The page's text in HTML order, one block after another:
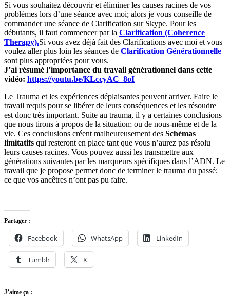
Si vous souhaitez découvrir et éliminer les causes racines de vos
problèmes lors d’une séance avec moi; alors je vous conseille de
commander une séance de Clarification sur Skype. Pour les
débutants, il faut commencer par la Clarification (Coherence
Therapy).Si vous avez déjà fait des Clarifications avec moi et vous
voulez aller plus loin les séances de Clarification Générationnelle
sont plus appropriées pour vous.
J’ai résumé l’importance du travail générationnel dans cette
vidéo: https://youtu.be/KLccyAC_8oI
Le Trauma et les expériences déplaisantes peuvent arriver. Faire le
travail requis pour se libérer de leurs conséquences et les résoudre
est donc très important. Suite au trauma, il y a certaines conclusions
que nous tirons à propos de la situation; ou de nous-même et de la
vie. Ces conclusions créent malheureusement des Schémas
limitatifs qui resteront en place tant que vous n’aurez pas résolu
leurs causes racines. Vous pouvez aussi les transmettre aux
générations suivantes par les marqueurs spécifiques dans l’ADN. Le
travail que je propose permet donc de terminer le trauma du passé;
ce que vos ancêtres n’ont pas pu faire.
Partager :
Facebook WhatsApp LinkedIn
Tumblr X
J’aime ça :